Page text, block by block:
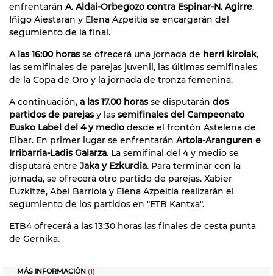
enfrentarán A. Aldai-Orbegozo contra Espinar-N. Agirre.
Iñigo Aiestaran y Elena Azpeitia se encargarán del
segumiento de la final.
A las 16:00 horasse ofrecerá una jornada de herri kirolak,
las semifinales de parejas juvenil, las últimas semifinales
de la Copa de Oro y la jornada de tronza femenina.
A continuación, a las 17.00 horasse disputarán dos
partidos de parejasy las semifinales del Campeonato
Eusko Label del 4 y medio desde el frontón Astelena de
Eibar. En primer lugar se enfrentarán Artola-Aranguren e
Irribarria-Ladis Galarza. La semifinal del 4 y medio se
disputará entre Jaka y Ezkurdia. Para terminar con la
jornada, se ofrecerá otro partido de parejas. Xabier
Euzkitze, Abel Barriola y Elena Azpeitia realizarán el
segumiento de los partidos en "ETB Kantxa".
ETB4 ofrecerá a las 13:30 horas las finales de cesta punta
de Gernika.
MÁS INFORMACIÓN (1)